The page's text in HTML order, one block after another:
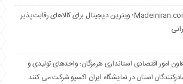
Madeiniran.com؛ ویترین دیجیتال برای کالاهای رقابت‌پذیر
امور اقتصادی استانداری هرمزگان: واحدهای تولیدی و
استان در نمایشگاه ایران اکسپو شرکت می کنند